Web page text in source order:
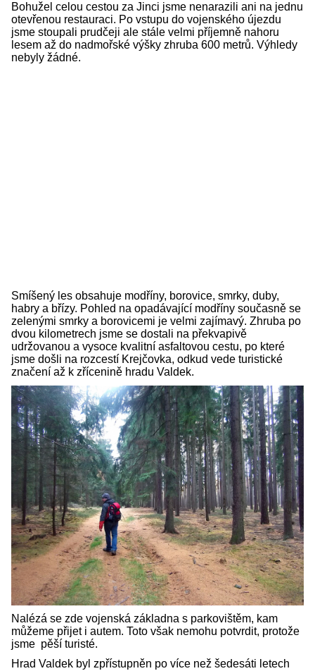
Bohužel celou cestou za Jinci jsme nenarazili ani na jednu
otevřenou restauraci. Po vstupu do vojenského újezdu
jsme stoupali prudčeji ale stále velmi příjemně nahoru
lesem až do nadmořské výšky zhruba 600 metrů. Výhledy
nebyly žádné.
Smíšený les obsahuje modříny, borovice, smrky, duby,
habry a břízy. Pohled na opadávající modříny současně se
zelenými smrky a borovicemi je velmi zajímavý. Zhruba po
dvou kilometrech jsme se dostali na překvapivě
udržovanou a vysoce kvalitní asfaltovou cestu, po které
jsme došli na rozcestí Krejčovka, odkud vede turistické
značení až k zřícenině hradu Valdek.
Nalézá se zde vojenská základna s parkovištěm, kam
můžeme přijet i autem. Toto však nemohu potvrdit, protože
jsme pěší turisté.
Hrad Valdek byl zpřístupněn po více než šedesáti letech